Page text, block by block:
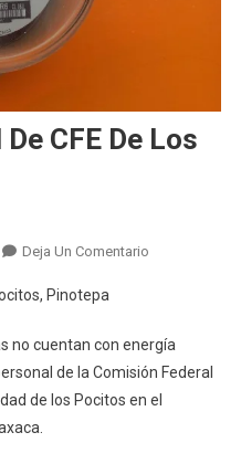
CFE De Los
Deja Un ComentarioEn
De
CFE
De
Pinotepa
no cuentan con energía
de la Comisión Federal
de los Pocitos en el